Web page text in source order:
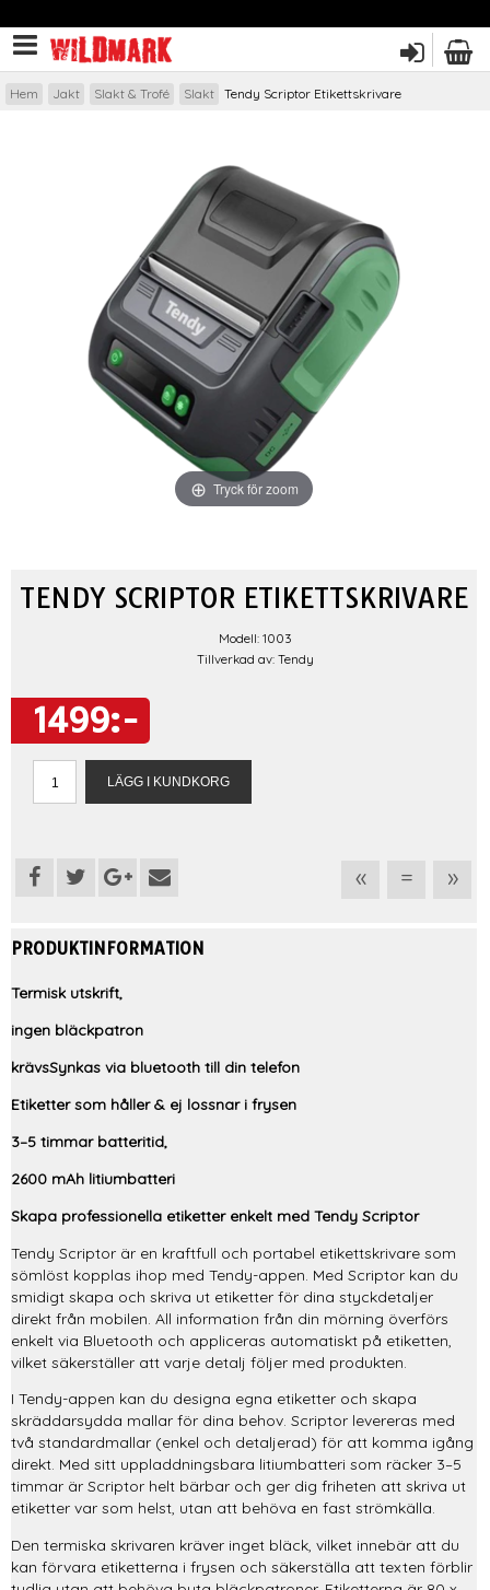
Hem Jakt Slakt & Trofé Slakt Tendy Scriptor Etikettskrivare
Tryck för zoom
TENDY SCRIPTOR ETIKETTSKRIVARE
Modell: 1003
Tillverkad av: Tendy
1499:-
« = »
PRODUKTINFORMATION
Termisk utskrift,
ingen bläckpatron
krävsSynkas via bluetooth till din telefon
Etiketter som håller & ej lossnar i frysen
3–5 timmar batteritid,
2600 mAh litiumbatteri
Skapa professionella etiketter enkelt med Tendy Scriptor
Tendy Scriptor är en kraftfull och portabel etikettskrivare som
sömlöst kopplas ihop med Tendy-appen. Med Scriptor kan du
smidigt skapa och skriva ut etiketter för dina styckdetaljer
direkt från mobilen. All information från din mörning överförs
enkelt via Bluetooth och appliceras automatiskt på etiketten,
vilket säkerställer att varje detalj följer med produkten.
I Tendy-appen kan du designa egna etiketter och skapa
skräddarsydda mallar för dina behov. Scriptor levereras med
två standardmallar (enkel och detaljerad) för att komma igång
direkt. Med sitt uppladdningsbara litiumbatteri som räcker 3–5
timmar är Scriptor helt bärbar och ger dig friheten att skriva ut
etiketter var som helst, utan att behöva en fast strömkälla.
Den termiska skrivaren kräver inget bläck, vilket innebär att du
kan förvara etiketterna i frysen och säkerställa att texten förblir